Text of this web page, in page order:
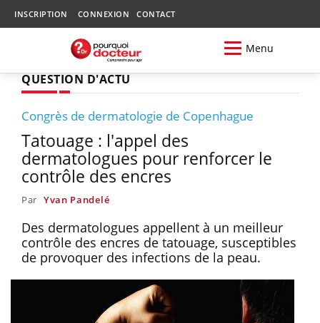
INSCRIPTION CONNEXION CONTACT
Menu
QUESTION D'ACTU
Congrès de dermatologie de Copenhague
Tatouage : l'appel des
dermatologues pour renforcer le
contrôle des encres
Par Yvan Pandelé
Des dermatologues appellent à un meilleur
contrôle des encres de tatouage, susceptibles
de provoquer des infections de la peau.